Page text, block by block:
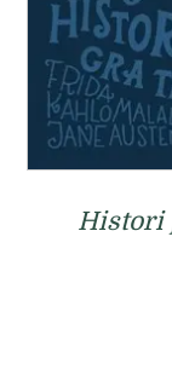
Histori